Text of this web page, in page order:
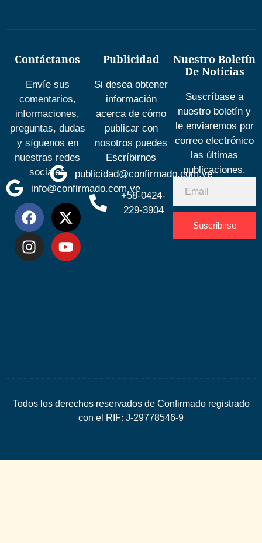
Contáctanos
Envíe sus
comentarios,
informaciones,
preguntas, dudas
y síguenos en
nuestras redes
sociales
info@confirmado.com.ve
Publicidad
Si desea obtener
información
acerca de cómo
publicar con
nosotros puedes
Escríbirnos
publicidad@confirmado.com.ve
+58-0424-
229-3904
Nuestro Boletín
De Noticias
Suscríbase a
nuestro boletín y
le enviaremos por
correo electrónico
las últimas
publicaciones.
Suscribirse
Todos los derechos reservados de Confirmado registrado
con el RIF: J-29778546-9